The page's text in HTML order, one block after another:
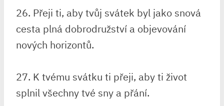
26. Přeji ti, aby tvůj svátek byl jako snová
cesta plná dobrodružství a objevování
nových horizontů.
27. K tvému svátku ti přeji, aby ti život
splnil všechny tvé sny a přání.